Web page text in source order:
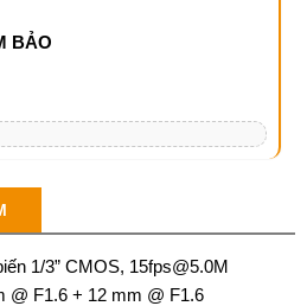
BẢO
1/3” CMOS, 15fps@5.0M
@ F1.6 + 12 mm @ F1.6